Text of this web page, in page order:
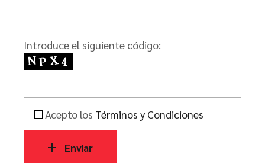
Introduce el siguiente código:
Acepto los Términos y Condiciones
Enviar